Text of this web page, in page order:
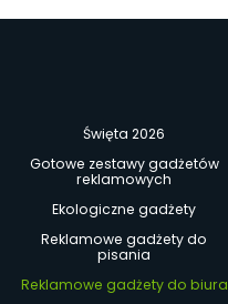
Święta 2026
Gotowe zestawy gadżetów
reklamowych
Ekologiczne gadżety
Reklamowe gadżety do
pisania
Reklamowe gadżety do biura